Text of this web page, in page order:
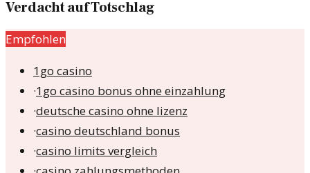
Verdacht auf Totschlag
Empfohlen
1go casino
·1go casino bonus ohne einzahlung
·deutsche casino ohne lizenz
·casino deutschland bonus
·casino limits vergleich